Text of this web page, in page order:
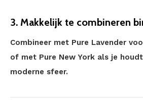
3. Makkelijk te combineren
Combineer met Pure Lavender
of met Pure New York als je
moderne sfeer.